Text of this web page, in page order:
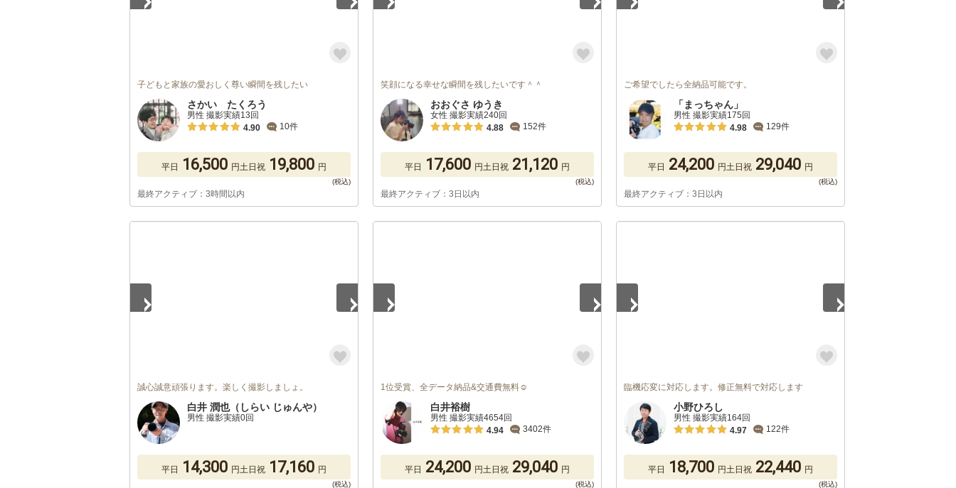
子どもと家族の愛おしく尊い瞬間を残したい
さかい たくろう
男性 撮影実績13回
4.90
10件
平日 16,500 円土日祝 19,800 円
最終アクティブ：3時間以内
笑顔になる幸せな瞬間を残したいです＾＾
おおぐさ ゆうき
女性 撮影実績240回
4.88
152件
平日 17,600 円土日祝 21,120 円
最終アクティブ：3日以内
ご希望でしたら全納品可能です。
「まっちゃん」
男性 撮影実績175回
4.98
129件
平日 24,200 円土日祝 29,040 円
最終アクティブ：3日以内
誠心誠意頑張ります。楽しく撮影しましょ。
白井 潤也（しらい じゅんや）
男性 撮影実績0回
平日 14,300 円土日祝 17,160 円
1位受賞、全データ納品&交通費無料☺︎
白井裕樹
男性 撮影実績4654回
4.94
3402件
平日 24,200 円土日祝 29,040 円
臨機応変に対応します。修正無料で対応します
小野ひろし
男性 撮影実績164回
4.97
122件
平日 18,700 円土日祝 22,440 円